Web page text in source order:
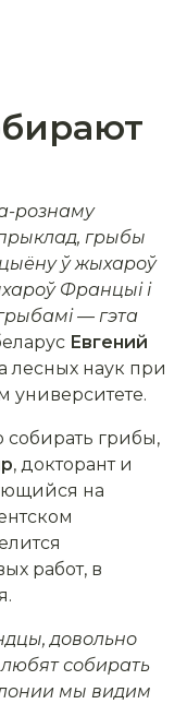
рознаму
грыбы
ў жыхароў
Францыі і
— гэта
Евгений
лесных наук при
университете.
грибы,
, докторант и
на
работ, в
довольно
собирать
мы видим